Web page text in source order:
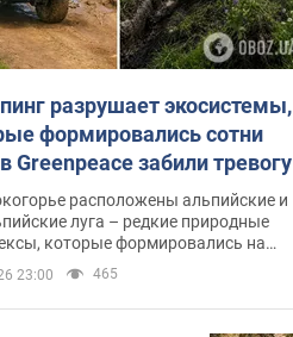
разрушает экосистемы,
формировались сотни
Greenpeace забили тревогу
расположены альпийские и
луга – редкие природные
которые формировались на
сотен лет
23:00 465